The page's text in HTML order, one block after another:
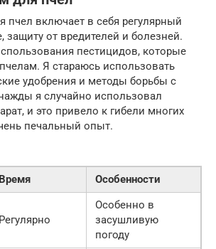
пчел включает в себя регулярный
защиту от вредителей и болезней.
пестицидов, которые
Я стараюсь использовать
удобрения и методы борьбы с
я случайно использовал
и это привело к гибели многих
печальный опыт.
Время Особенности
Регулярно
Особенно в
засушливую
погоду